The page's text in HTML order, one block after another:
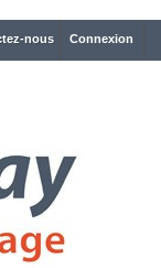
Connexion
nous